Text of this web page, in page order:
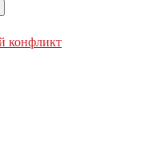
конфликт